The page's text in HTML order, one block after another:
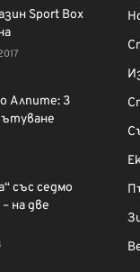
Sport Box
Алпите: 3
със седмо
на две